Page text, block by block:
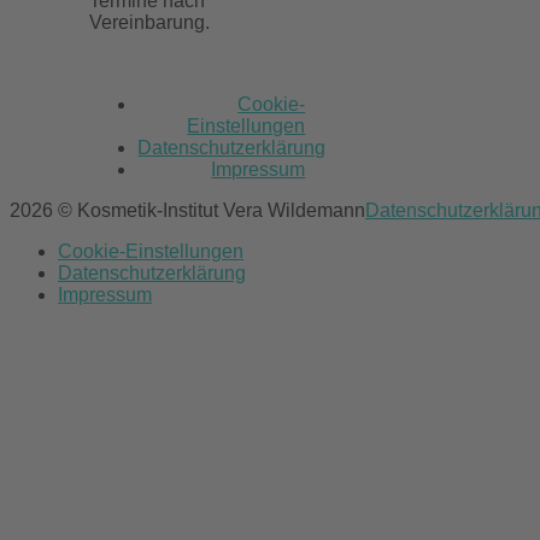
Vereinbarung.
Cookie-
Einstellungen
Datenschutzerklärung
Impressum
2026 © Kosmetik-Institut Vera Wildemann
Cookie-Einstellungen
Datenschutzerklärung
Impressum